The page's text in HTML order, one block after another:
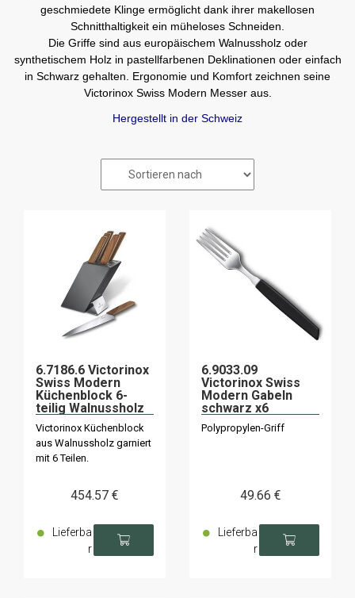
geschmiedete Klinge ermöglicht dank ihrer makellosen
Schnitthaltigkeit ein müheloses Schneiden.
Die Griffe sind aus europäischem Walnussholz oder
synthetischem Holz in pastellfarbenen Deklinationen oder einfach
in Schwarz gehalten. Ergonomie und Komfort zeichnen seine
Victorinox Swiss Modern Messer aus.
Hergestellt in der Schweiz
6.7186.6 Victorinox
Swiss Modern
Küchenblock 6-
teilig Walnussholz
Victorinox Küchenblock
aus Walnussholz garniert
mit 6 Teilen.
454.57 €
Lieferba
r
6.9033.09
Victorinox Swiss
Modern Gabeln
schwarz x6
Polypropylen-Griff
49.66 €
Lieferba
r